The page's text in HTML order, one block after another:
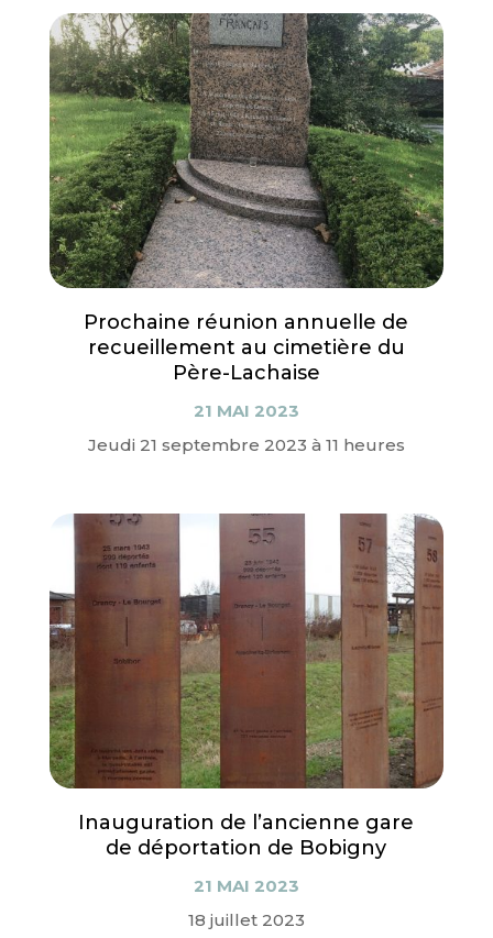
Prochaine réunion annuelle de
recueillement au cimetière du
Père-Lachaise
21 MAI 2023
Jeudi 21 septembre 2023 à 11 heures
Inauguration de l’ancienne gare
de déportation de Bobigny
21 MAI 2023
18 juillet 2023